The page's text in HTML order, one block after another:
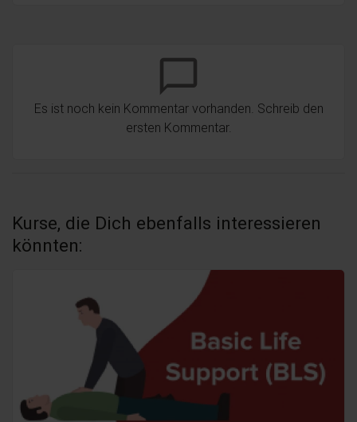
chat_bubble_outline
Es ist noch kein Kommentar vorhanden. Schreib den
ersten Kommentar.
Kurse, die Dich ebenfalls interessieren
könnten: